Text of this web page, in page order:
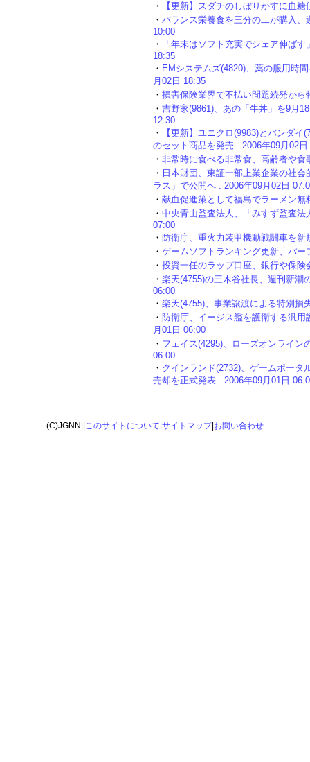
・
【更新】スダチのしぼりかすに血
・ バランス栄養食を三分の二が購入
10:00
・
「年末はソフト充実でシェア伸ば
18:35
・ EMシステムズ(4820)、薬の服用時
月02日 18:35
・ 損害保険業界で不払い問題続発か
・ 吉野家(9861)、あの「牛丼」を9月
12:30
・
【更新】ユニクロ(9983)とバンダ
のセット商品を発売 : 2006年09月02日
・ 非常時に食べる非常食、高齢者や
・ 日本財団、東証一部上業企業の社
ラス」で公開へ : 2006年09月02日
・ 献血促進策として福島でラーメン
・ 中央青山監査法人、「みすず監査
07:00
・ 防衛庁、重火力装甲機動戦闘車を
・ ゲームソフトランキング更新、パ
・ 投資一任のラップ口座、銀行や保
・ 楽天(4755)の三木谷社長、週刊新潮
06:00
・ 楽天(4755)、事業譲渡による特別損
・ 防衛庁、イージス艦を護衛する汎
月01日 06:00
・ フェイス(4295)、ローズオンライン
06:00
・ クインランド(2732)、ゲームポータ
売却を正式発表 : 2006年09月01日
(C)JGNN|| このサイトについて サイトマップ| お問い合わせ